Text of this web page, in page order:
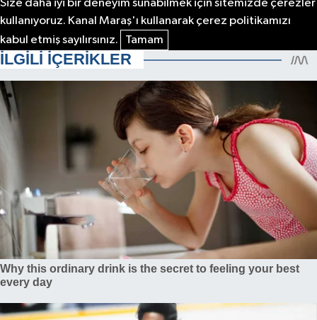
Size daha iyi bir deneyim sunabilmek için sitemizde çerezler
kullanıyoruz. Kanal Maraş'ı kullanarak çerez politikamızı
kabul etmiş sayılırsınız.
Tamam